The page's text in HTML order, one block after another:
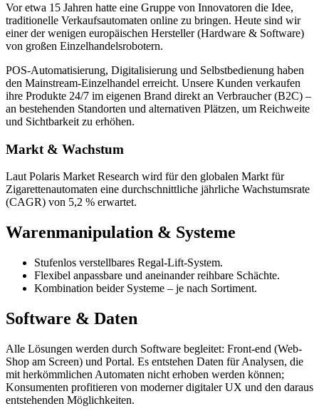
Vor etwa 15 Jahren hatte eine Gruppe von Innovatoren die Idee,
traditionelle Verkaufsautomaten online zu bringen. Heute sind wir
einer der wenigen europäischen Hersteller (Hardware & Software)
von großen Einzelhandelsrobotern.
POS-Automatisierung, Digitalisierung und Selbstbedienung haben
den Mainstream-Einzelhandel erreicht. Unsere Kunden verkaufen
ihre Produkte 24/7 im eigenen Brand direkt an Verbraucher (B2C) –
an bestehenden Standorten und alternativen Plätzen, um Reichweite
und Sichtbarkeit zu erhöhen.
Markt & Wachstum
Laut Polaris Market Research wird für den globalen Markt für
Zigarettenautomaten eine durchschnittliche jährliche Wachstumsrate
(CAGR) von 5,2 % erwartet.
Warenmanipulation & Systeme
Stufenlos verstellbares Regal-Lift-System.
Flexibel anpassbare und aneinander reihbare Schächte.
Kombination beider Systeme – je nach Sortiment.
Software & Daten
Alle Lösungen werden durch Software begleitet: Front-end (Web-
Shop am Screen) und Portal. Es entstehen Daten für Analysen, die
mit herkömmlichen Automaten nicht erhoben werden können;
Konsumenten profitieren von moderner digitaler UX und den daraus
entstehenden Möglichkeiten.